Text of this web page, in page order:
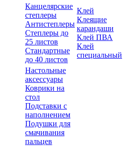
Канцелярские
степлеры
Антистеплеры
Степлеры до
25 листов
Стандартные
до 40 листов
Клей
Клеящие
карандаши
Клей ПВА
Клей
специальный
Настольные
аксессуары
Коврики на
стол
Подставки с
наполнением
Подушки для
смачивания
пальцев